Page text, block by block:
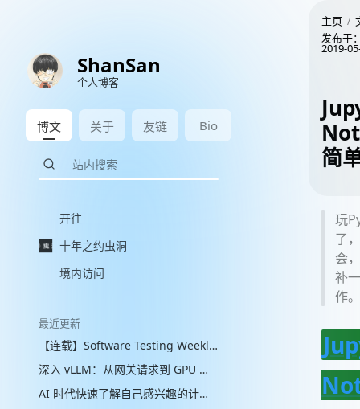
ShanSan
个人博客
博文 关于 友链 Bio
开往
十年之约虫洞
境内访问
最近更新
【连载】Software Testing Weekly 图文解读 with VLM
深入 vLLM：从网关请求到 GPU 批处理的推理引擎实现
AI 时代快速了解自己感兴趣的计算机辅助的“制作工艺”管线
主页
发布于
2019-
简
玩
了
会
补
作